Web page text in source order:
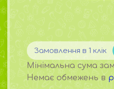
Замовлення в 1 клік
Мінімальна сума
Немає обмежень в